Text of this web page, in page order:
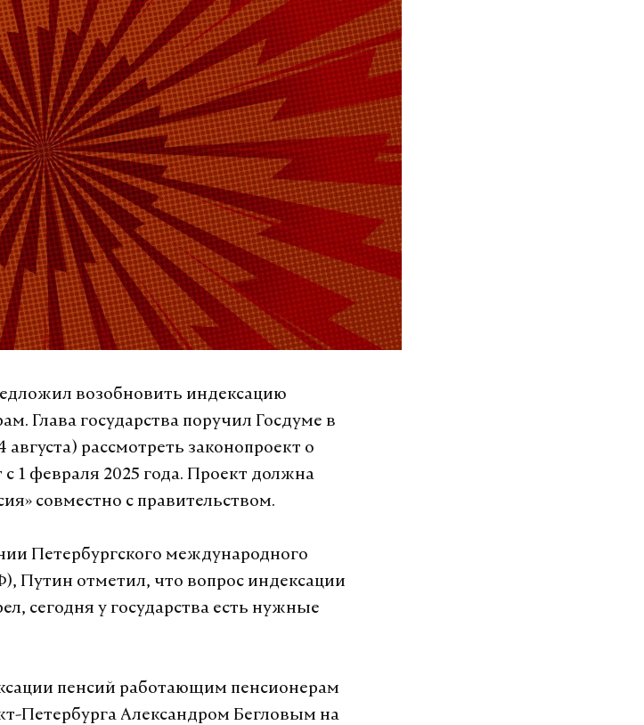
возобновить индексацию
Глава государства поручил Госдуме в
рассмотреть законопроект о
1 февраля 2025 года. Проект должна
совместно с правительством.
Петербургского международного
Путин отметил, что вопрос индексации
сегодня у государства есть нужные
пенсий работающим пенсионерам
Петербурга Александром Бегловым на